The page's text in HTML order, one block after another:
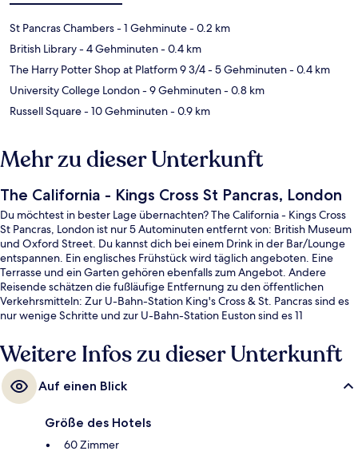
St Pancras Chambers- 1 Gehminute- 0.2 km
British Library- 4 Gehminuten- 0.4 km
The Harry Potter Shop at Platform 9 3/4- 5 Gehminuten- 0.4 km
University College London- 9 Gehminuten- 0.8 km
Russell Square- 10 Gehminuten- 0.9 km
Mehr zu dieser Unterkunft
The California - Kings Cross St Pancras, London
Du möchtest in bester Lage übernachten? The California - Kings Cross
St Pancras, London ist nur 5 Autominuten entfernt von: British Museum
und Oxford Street. Du kannst dich bei einem Drink in der Bar/Lounge
entspannen. Ein englisches Frühstück wird täglich angeboten. Eine
Terrasse und ein Garten gehören ebenfalls zum Angebot. Andere
Reisende schätzen die fußläufige Entfernung zu den öffentlichen
Verkehrsmitteln: Zur U-Bahn-Station King's Cross & St. Pancras sind es
nur wenige Schritte und zur U-Bahn-Station Euston sind es 11
Weitere Infos zu dieser Unterkunft
Auf einen Blick
Größe des Hotels
60 Zimmer